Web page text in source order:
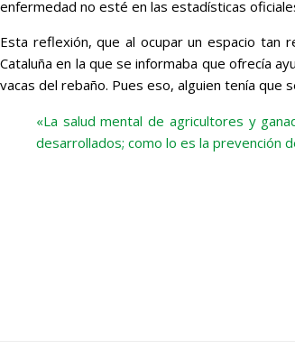
enfermedad no esté en las estadísticas
Esta reflexión, que al ocupar un espacio tan
Cataluña en la que se informaba que ofrecía
vacas del rebaño. Pues eso, alguien tenía que
«La salud mental de agricultores y
desarrollados; como lo es la prevención